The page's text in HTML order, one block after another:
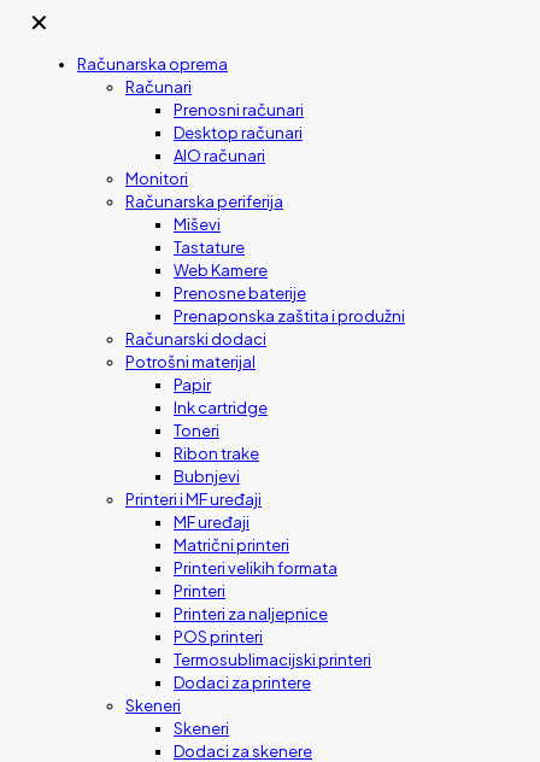
✕
Računarska oprema
Računari
Prenosni računari
Desktop računari
AIO računari
Monitori
Računarska periferija
Miševi
Tastature
Web Kamere
Prenosne baterije
Prenaponska zaštita i produžni
Računarski dodaci
Potrošni materijal
Papir
Ink cartridge
Toneri
Ribon trake
Bubnjevi
Printeri i MF uređaji
MF uređaji
Matrični printeri
Printeri velikih formata
Printeri
Printeri za naljepnice
POS printeri
Termosublimacijski printeri
Dodaci za printere
Skeneri
Skeneri
Dodaci za skenere